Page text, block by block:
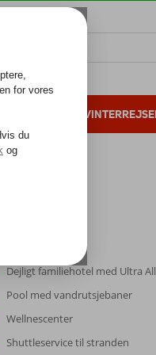
Dejligt familiehotel med Ultra
Pool med vandrutsjebaner
Wellnescenter
Shuttleservice til stranden